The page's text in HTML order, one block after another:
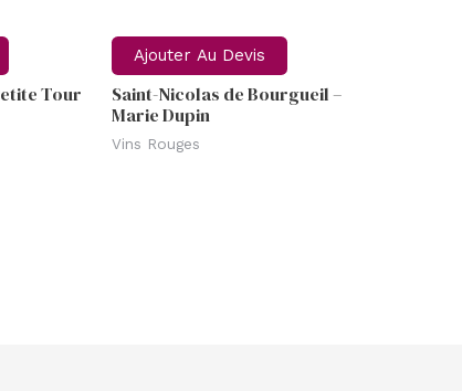
Tour
Ajouter Au Devis
Saint-Nicolas de Bourgueil –
Marie Dupin
Vins Rouges